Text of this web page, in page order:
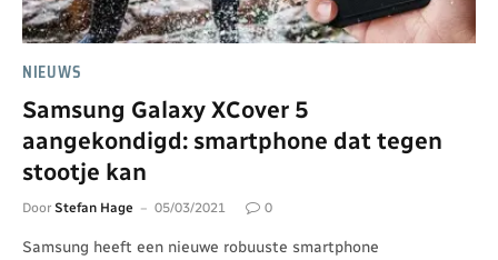
NIEUWS
Samsung Galaxy XCover 5
aangekondigd: smartphone dat tegen
stootje kan
Door Stefan Hage 05/03/2021 0
Samsung heeft een nieuwe robuuste smartphone